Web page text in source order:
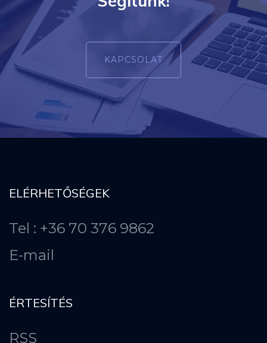
KAPCSOLAT
ELÉRHETŐSÉGEK
Tel : +36 70 376 9862
E-mail
ÉRTESÍTÉS
RSS